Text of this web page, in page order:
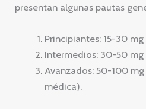
presentan algunas pautas
Principiantes: 15-30
Intermedios: 30-50 mg
Avanzados: 50-100
médica).